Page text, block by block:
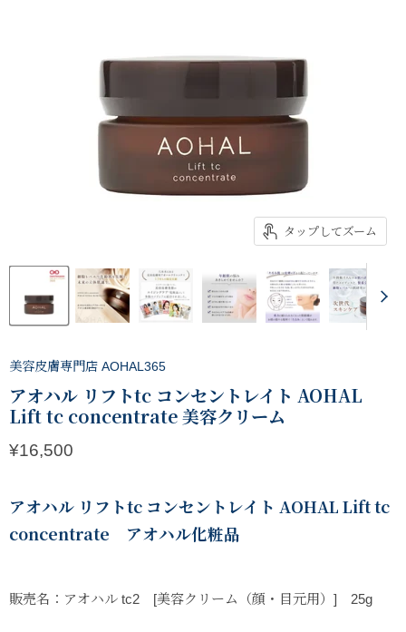
タップしてズーム
美容皮膚専門店 AOHAL365
アオハル リフトtc コンセントレイト AOHAL
Lift tc concentrate 美容クリーム
現在の価格
¥16,500
アオハル リフトtc コンセントレイト AOHAL Lift tc
concentrate アオハル化粧品
販売名：アオハル tc2 [美容クリーム（顔・目元用）] 25g